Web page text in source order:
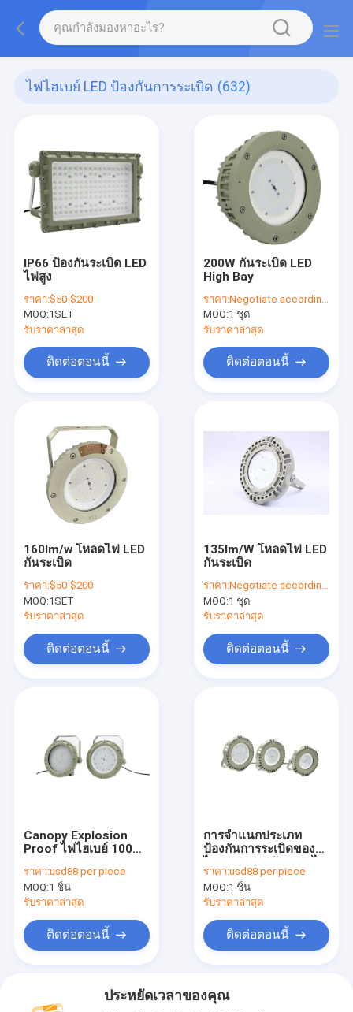
ไฟไฮเบย์ LED ป้องกันการระเบิด (632)
IP66 ป้องกันระเบิด LED
ไฟสูง
ราคา:$50-$200
MOQ:1SET
รับราคาล่าสุด
ติดต่อตอนนี้
200W กันระเบิด LED
High Bay
ราคา:Negotiate according to buyer's requirements
MOQ:1 ชุด
รับราคาล่าสุด
ติดต่อตอนนี้
160lm/w โหลดไฟ LED
กันระเบิด
ราคา:$50-$200
MOQ:1SET
รับราคาล่าสุด
ติดต่อตอนนี้
135lm/W โหลดไฟ LED
กันระเบิด
ราคา:Negotiate according to buyer's requirements
MOQ:1 ชุด
รับราคาล่าสุด
ติดต่อตอนนี้
Canopy Explosion
Proof ไฟไฮเบย์ 100W
Spot Lamp
ราคา:usd88 per piece
MOQ:1 ชิ้น
รับราคาล่าสุด
ติดต่อตอนนี้
การจำแนกประเภท
ป้องกันการระเบิดของ
โซน 1 คลาส 1 โซน 2
90w
ราคา:usd88 per piece
MOQ:1 ชิ้น
รับราคาล่าสุด
ติดต่อตอนนี้
ประหยัดเวลาของคุณ